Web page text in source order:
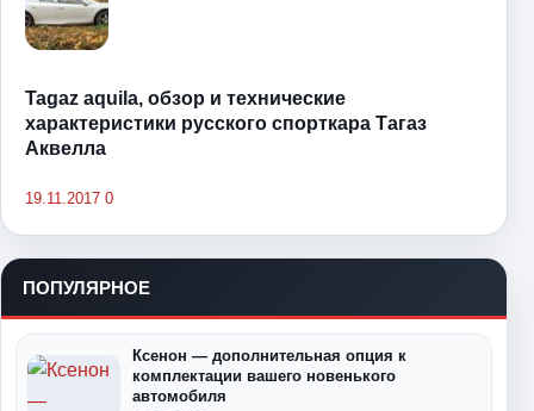
Tagaz aquila, обзор и технические
характеристики русского спорткара Тагаз
Аквелла
19.11.2017 0
ПОПУЛЯРНОЕ
Ксенон — дополнительная опция к
комплектации вашего новенького
автомобиля